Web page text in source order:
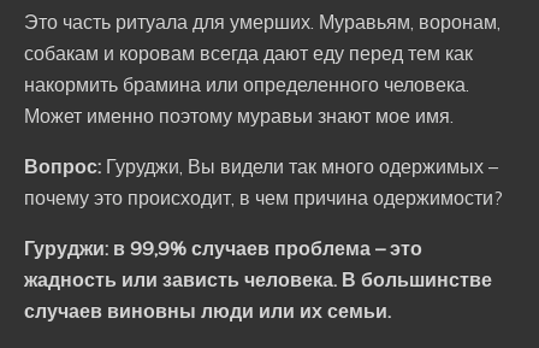
Это часть ритуала для умерших. Муравьям, воронам,
собакам и коровам всегда дают еду перед тем как
накормить брамина или определенного человека.
Может именно поэтому муравьи знают мое имя.
Вопрос: Гуруджи, Вы видели так много одержимых –
почему это происходит, в чем причина одержимости?
Гуруджи: в 99,9% случаев проблема – это
жадность или зависть человека. В большинстве
случаев виновны люди или их семьи.